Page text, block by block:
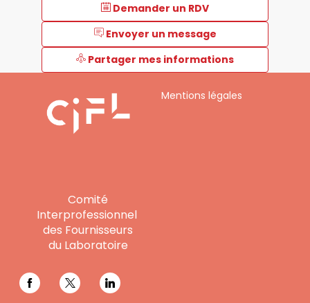
Demander un RDV
Envoyer un message
Partager mes informations
Comité
Interprofessionnel
des Fournisseurs
du Laboratoire
Mentions légales